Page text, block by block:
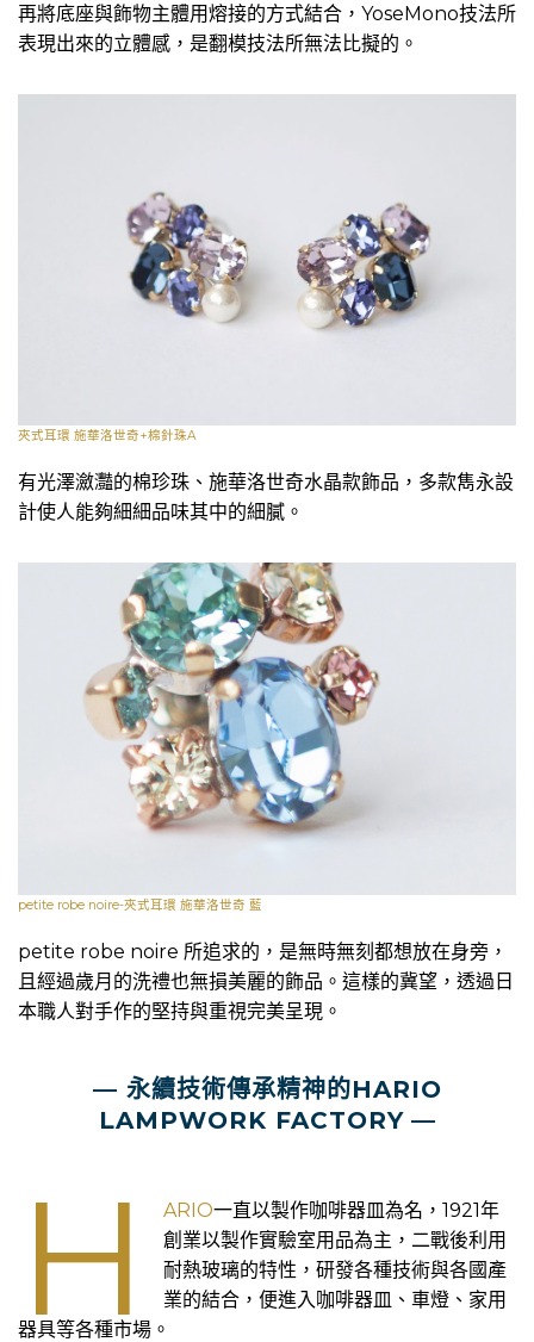
再將底座與飾物主體用熔接的方式結合，YoseMono技法所
表現出來的立體感，是翻模技法所無法比擬的。
夾式耳環 施華洛世奇+棉針珠A
有光澤瀲灩的棉珍珠、施華洛世奇水晶款飾品，多款雋永設
計使人能夠細細品味其中的細膩。
petite robe noire-夾式耳環 施華洛世奇 藍
petite robe noire 所追求的，是無時無刻都想放在身旁，
且經過歲月的洗禮也無損美麗的飾品。這樣的冀望，透過日
本職人對手作的堅持與重視完美呈現。
— 永續技術傳承精神的HARIO
LAMPWORK FACTORY —
H ARIO一直以製作咖啡器皿為名，1921年
創業以製作實驗室用品為主，二戰後利用
耐熱玻璃的特性，研發各種技術與各國產
業的結合，便進入咖啡器皿、車燈、家用
器具等各種市場。